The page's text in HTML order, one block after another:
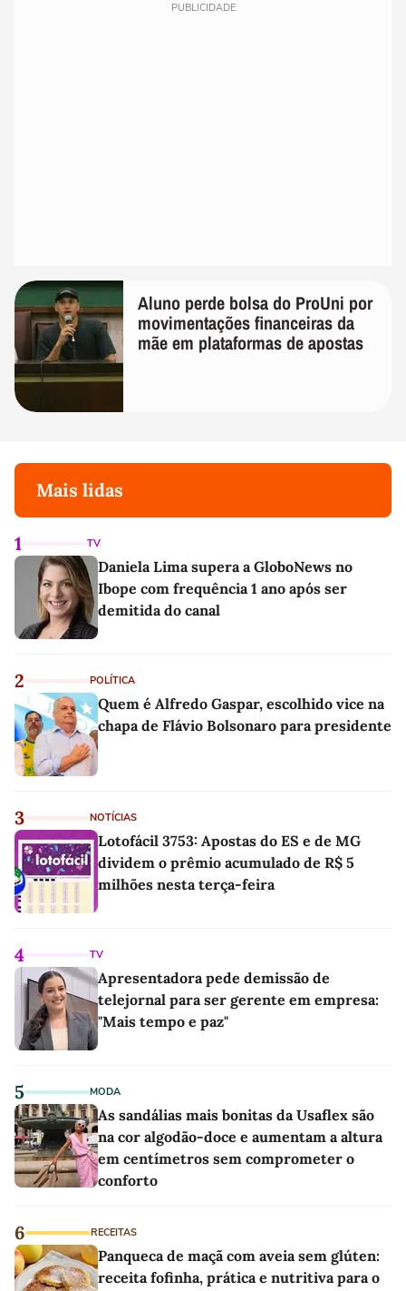
PUBLICIDADE
Aluno perde bolsa do ProUni por
movimentações financeiras da
mãe em plataformas de apostas
Mais lidas
1 TV
Daniela Lima supera a GloboNews no
Ibope com frequência 1 ano após ser
demitida do canal
2 POLÍTICA
Quem é Alfredo Gaspar, escolhido vice na
chapa de Flávio Bolsonaro para presidente
3 NOTÍCIAS
Lotofácil 3753: Apostas do ES e de MG
dividem o prêmio acumulado de R$ 5
milhões nesta terça-feira
4 TV
Apresentadora pede demissão de
telejornal para ser gerente em empresa:
"Mais tempo e paz"
5 MODA
As sandálias mais bonitas da Usaflex são
na cor algodão-doce e aumentam a altura
em centímetros sem comprometer o
conforto
6 RECEITAS
Panqueca de maçã com aveia sem glúten:
receita fofinha, prática e nutritiva para o